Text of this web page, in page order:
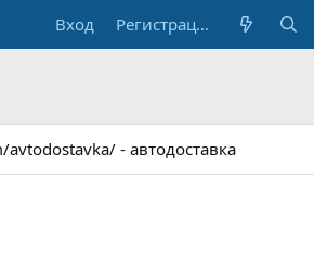
Вход Регистрация
- автодоставка